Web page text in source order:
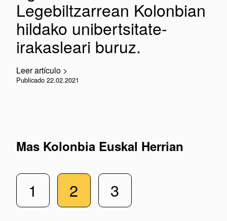
Legebiltzarrean Kolonbian
hildako unibertsitate-
irakasleari buruz.
Leer artículo >
Publicado 22.02.2021
Mas Kolonbia Euskal Herrian
1 2 3